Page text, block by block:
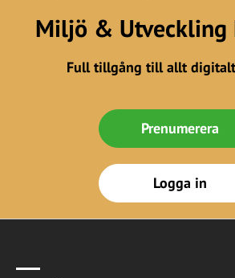
Miljö & Utveckling
Full tillgång till allt
Prenumerera
Logga in